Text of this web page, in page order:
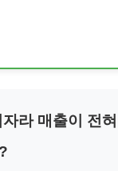
라 매출이 전